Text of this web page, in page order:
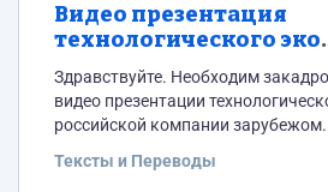
Видео презентация
технологического эко
производства
Здравствуйте. Необходим
видео презентации
российской компании зарубежом. Хронометраж - 2,5
вносятся дважды.
Тексты и Переводы